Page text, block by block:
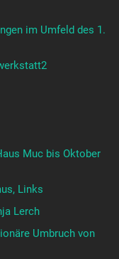
im Umfeld des 1.
Muc bis Oktober
Links
Lerch
Umbruch von